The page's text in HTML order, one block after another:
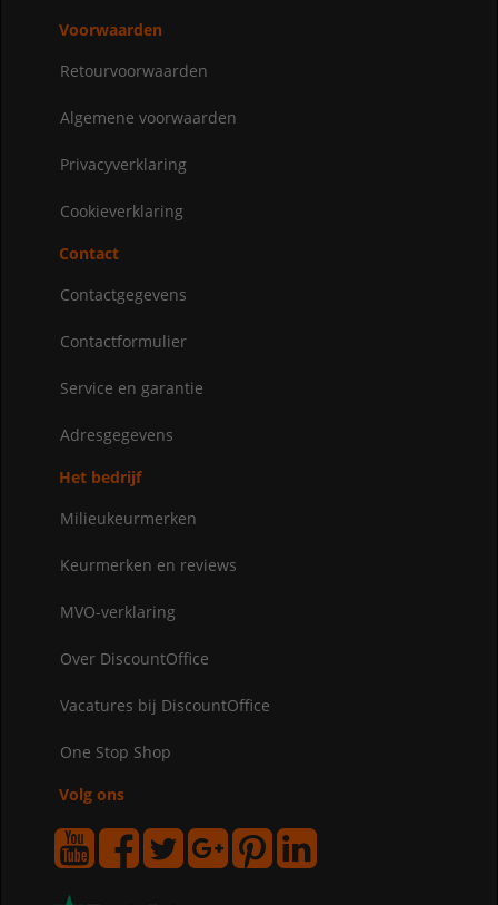
Voorwaarden
Retourvoorwaarden
Algemene voorwaarden
Privacyverklaring
Cookieverklaring
Contact
Contactgegevens
Contactformulier
Service en garantie
Adresgegevens
Het bedrijf
Milieukeurmerken
Keurmerken en reviews
MVO-verklaring
Over DiscountOffice
Vacatures bij DiscountOffice
One Stop Shop
Volg ons